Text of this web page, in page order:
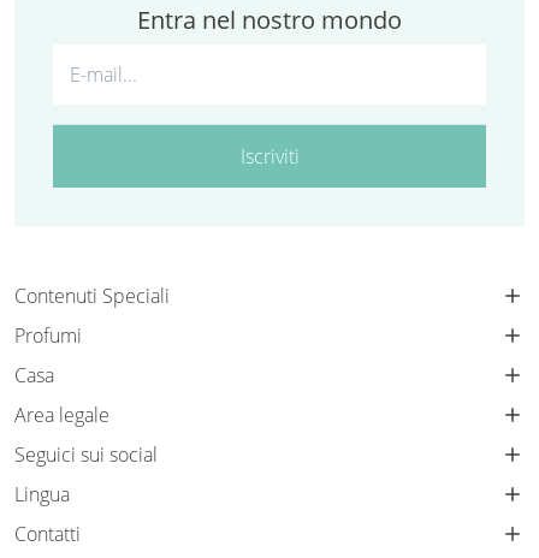
Entra nel nostro mondo
Iscriviti
Contenuti Speciali
Profumi
Casa
Area legale
Seguici sui social
Lingua
Contatti